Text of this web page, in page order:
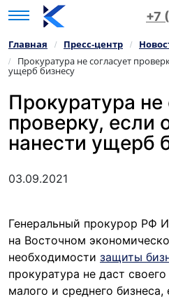
+7
Главная / Пресс‑центр /
/ Прокуратура не согласует
ущерб бизнесу
Прокуратура не
проверку, если
нанести ущерб
03.09.2021
Генеральный прокурор РФ
на Восточном
необходимости защиты
прокуратура не даст
малого и среднего